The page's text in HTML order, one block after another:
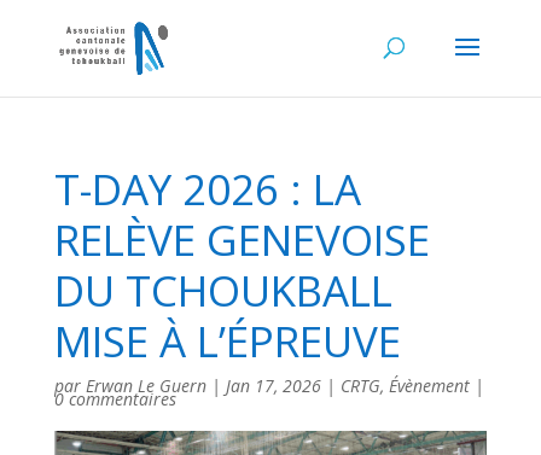
T-DAY 2026 : LA
RELÈVE GENEVOISE
DU TCHOUKBALL
MISE À L’ÉPREUVE
par Erwan Le Guern| Jan 17, 2026| CRTG, Évènement|
0 commentaires